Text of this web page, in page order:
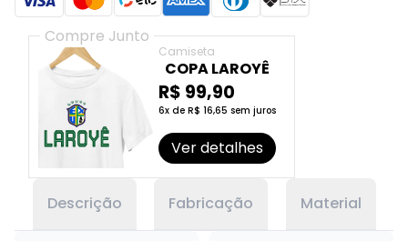
Compre Junto
Camiseta
COPA LAROYÊ
R$ 99,90
6x de R$ 16,65 sem juros
Ver detalhes
Descrição Fabricação Material